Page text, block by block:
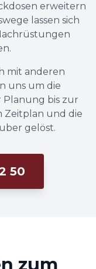
erweitern
lassen sich
mit anderen
uns um die
bis zur
Zeitplan und die
gelöst.
50
zum